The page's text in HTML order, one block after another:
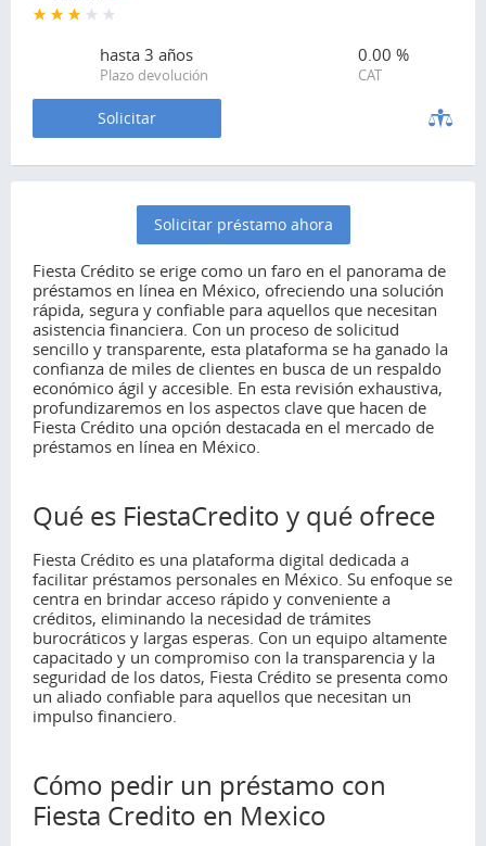
hasta 3 años
Plazo devolución
0.00 %
CAT
Solicitar
Solicitar préstamo ahora
Fiesta Crédito se erige como un faro en el panorama de
préstamos en línea en México, ofreciendo una solución
rápida, segura y confiable para aquellos que necesitan
asistencia financiera. Con un proceso de solicitud
sencillo y transparente, esta plataforma se ha ganado la
confianza de miles de clientes en busca de un respaldo
económico ágil y accesible. En esta revisión exhaustiva,
profundizaremos en los aspectos clave que hacen de
Fiesta Crédito una opción destacada en el mercado de
préstamos en línea en México.
Qué es FiestaCredito y qué ofrece
Fiesta Crédito es una plataforma digital dedicada a
facilitar préstamos personales en México. Su enfoque se
centra en brindar acceso rápido y conveniente a
créditos, eliminando la necesidad de trámites
burocráticos y largas esperas. Con un equipo altamente
capacitado y un compromiso con la transparencia y la
seguridad de los datos, Fiesta Crédito se presenta como
un aliado confiable para aquellos que necesitan un
impulso financiero.
Cómo pedir un préstamo con
Fiesta Credito en Mexico